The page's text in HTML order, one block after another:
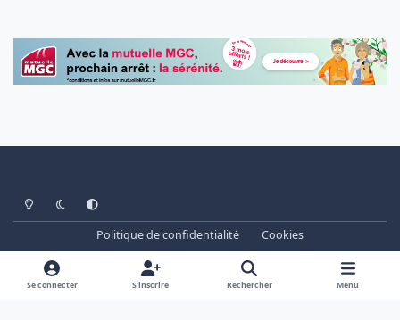
Light ModeDark ModeSystem Preference
Politique de confidentialité
Cookies
www.cheminots.net - Forum Libre depuis 2003
Powered by
Invision Community
Se connecter S’inscrire Rechercher Menu